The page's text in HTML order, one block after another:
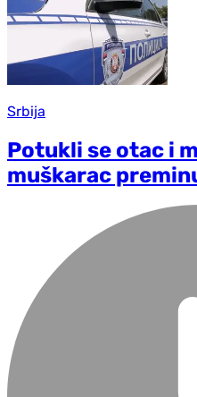
Srbija
Potukli se otac i
muškarac